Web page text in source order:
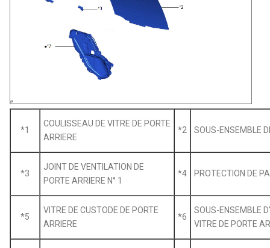
*1
COULISSEAU DE VITRE DE PORTE
ARRIERE
*2 SOUS-ENSEMBLE
*3
JOINT DE VENTILATION DE
PORTE ARRIERE N° 1
*4 PROTECTION DE
*5
VITRE DE CUSTODE DE PORTE
ARRIERE
*6
SOUS-ENSEMBLE
VITRE DE PORTE